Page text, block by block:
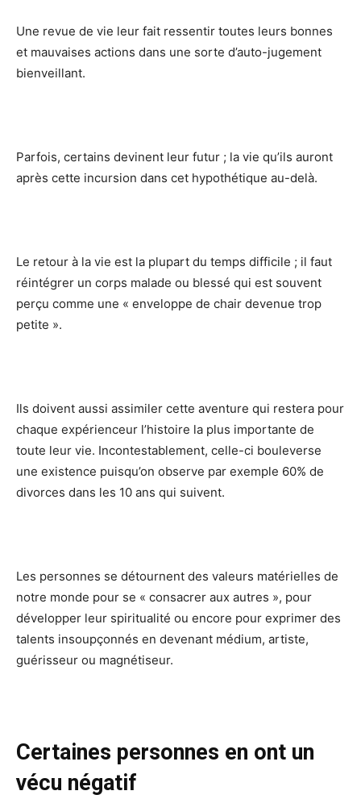
Une revue de vie leur fait ressentir toutes leurs bonnes
et mauvaises actions dans une sorte d’auto-jugement
bienveillant.
Parfois, certains devinent leur futur ; la vie qu’ils auront
après cette incursion dans cet hypothétique au-delà.
Le retour à la vie est la plupart du temps difficile ; il faut
réintégrer un corps malade ou blessé qui est souvent
perçu comme une « enveloppe de chair devenue trop
petite ».
Ils doivent aussi assimiler cette aventure qui restera pour
chaque expérienceur l’histoire la plus importante de
toute leur vie. Incontestablement, celle-ci bouleverse
une existence puisqu’on observe par exemple 60% de
divorces dans les 10 ans qui suivent.
Les personnes se détournent des valeurs matérielles de
notre monde pour se « consacrer aux autres », pour
développer leur spiritualité ou encore pour exprimer des
talents insoupçonnés en devenant médium, artiste,
guérisseur ou magnétiseur.
Certaines personnes en ont un
vécu négatif